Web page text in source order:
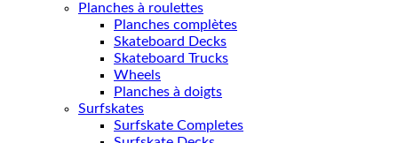
Planches à roulettes
Planches complètes
Skateboard Decks
Skateboard Trucks
Wheels
Planches à doigts
Surfskates
Surfskate Completes